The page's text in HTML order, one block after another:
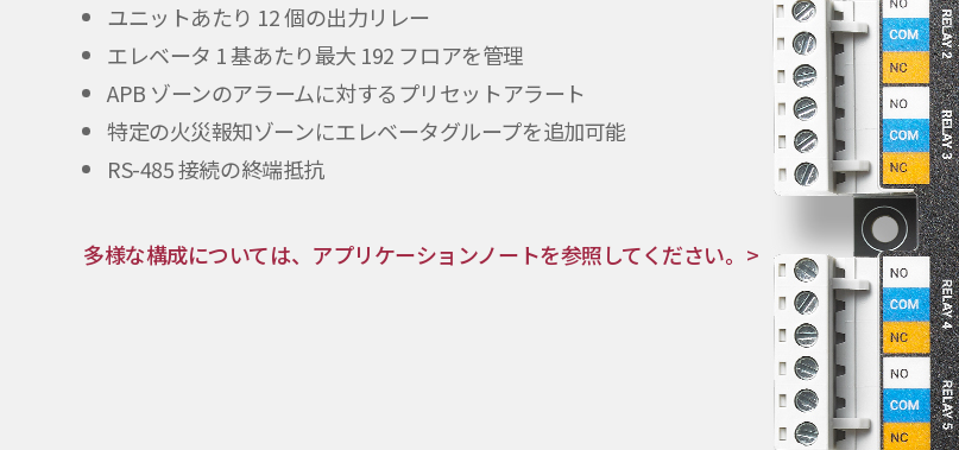
ユニットあたり 12 個の出力リレー
エレベータ 1 基あたり最大 192 フロアを管理
APB ゾーンのアラームに対するプリセットアラート
特定の火災報知ゾーンにエレベータグループを追加可能
RS-485 接続の終端抵抗
多様な構成については、アプリケーションノートを参照してください。>